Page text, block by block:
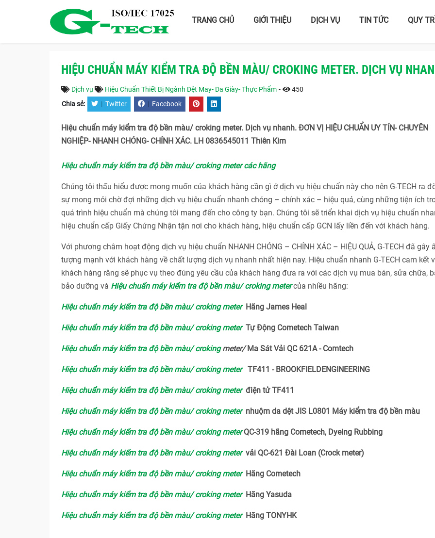
TRANG CHỦ GIỚI THIỆU DỊCH VỤ TIN TỨC QUY
HIỆU CHUẨN MÁY KIỂM TRA ĐỘ BỀN MÀU/ CROKING METER. DỊCH VỤ
Dịch vụ Hiệu Chuẩn Thiết Bị Ngành Dệt May- Da Giày- Thực Phẩm - 450
Chia sẻ: | Twitter | Facebook
Hiệu chuẩn máy kiểm tra độ bền màu/ croking meter. Dịch vụ nhanh. ĐƠN VỊ HIỆU CHUẨN UY TÍN- CHUYÊN
NGHIỆP- NHANH CHÓNG- CHÍNH XÁC. LH 0836545011 Thiên Kim
Hiệu chuẩn máy kiểm tra độ bền màu/ croking meter các hãng
Chúng tôi thấu hiểu được mong muốn của khách hàng cần gì ở dịch vụ hiệu chuẩn này cho nên G-TECH ra
sự mong mỏi chờ đợi những dịch vụ hiệu chuẩn nhanh chóng – chính xác – hiệu quả, cùng những tiện ích
quá trình hiệu chuẩn mà chúng tôi mang đến cho công ty bạn. Chúng tôi sẽ triển khai dịch vụ hiệu chuẩn
hiệu chuẩn cấp Giấy Chứng Nhận tận nơi cho khách hàng, hiệu chuẩn cấp GCN lấy liền đến với khách hàng.
Với phương châm hoạt động dịch vụ hiệu chuẩn NHANH CHÓNG – CHÍNH XÁC – HIỆU QUẢ, G-TECH đã gây
tượng mạnh với khách hàng về chất lượng dịch vụ nhanh nhất hiện nay. Hiệu chuẩn nhanh G-TECH cam kết
khách hàng rằng sẽ phục vụ theo đúng yêu cầu của khách hàng đưa ra với các dịch vụ mua bán, sửa chữa,
bảo dưỡng và Hiệu chuẩn máy kiểm tra độ bền màu/ croking metercủa nhiều hãng:
Hiệu chuẩn máy kiểm tra độ bền màu/ croking meterHãng James Heal
Hiệu chuẩn máy kiểm tra độ bền màu/ croking meterTự Động Cometech Taiwan
Hiệu chuẩn máy kiểm tra độ bền màu/ crokingmeter/Ma Sát Vải QC 621A - Comtech
Hiệu chuẩn máy kiểm tra độ bền màu/ croking meterTF411 - BROOKFIELDENGINEERING
Hiệu chuẩn máy kiểm tra độ bền màu/ croking meterđiện tử TF411
Hiệu chuẩn máy kiểm tra độ bền màu/ croking meternhuộm da dệt JIS L0801 Máy kiểm tra độ bền màu
Hiệu chuẩn máy kiểm tra độ bền màu/ croking meterQC-319 hãng Cometech, Dyeing Rubbing
Hiệu chuẩn máy kiểm tra độ bền màu/ croking metervải QC-621 Đài Loan (Crock meter)
Hiệu chuẩn máy kiểm tra độ bền màu/ croking meterHãng Cometech
Hiệu chuẩn máy kiểm tra độ bền màu/ croking meterHãng Yasuda
Hiệu chuẩn máy kiểm tra độ bền màu/ croking meterHãng TONYHK